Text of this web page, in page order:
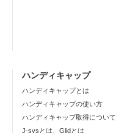
ハンディキャップ
ハンディキャップとは
ハンディキャップの使い方
ハンディキャップ取得について
J-sysとは、Glidとは